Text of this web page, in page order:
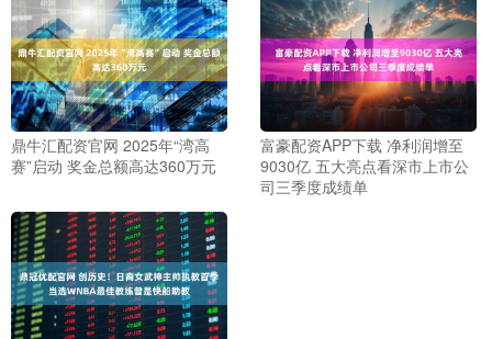
鼎牛汇配资官网 2025年“湾高
赛”启动 奖金总额高达360万元
富豪配资APP下载 净利润增至
9030亿 五大亮点看深市上市公
司三季度成绩单